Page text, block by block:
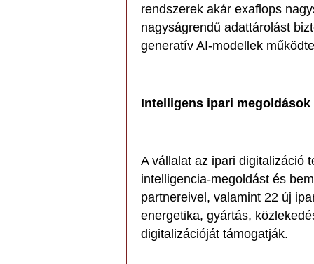
rendszerek akár exaflops
nagyságrendű adattárolást
generatív AI-modellek
Intelligens ipari
A vállalat az ipari digitalizáció
intelligencia-megoldást és
partnereivel, valamint 22 új
energetika, gyártás,
digitalizációját támogatják.